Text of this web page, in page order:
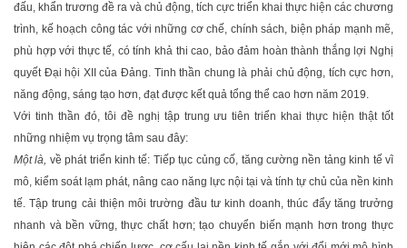
đấu, khẩn trương đề ra và chủ động, tích cực triển khai thực hiện các chương
trình, kế hoạch công tác với những cơ chế, chính sách, biện pháp mạnh mẽ,
phù hợp với thực tế, có tính khả thi cao, bảo đảm hoàn thành thắng lợi Nghị
quyết Đại hội XII của Đảng. Tinh thần chung là phải chủ động, tích cực hơn,
năng động, sáng tạo hơn, đạt được kết quả tổng thể cao hơn năm 2019.
Với tinh thần đó, tôi đề nghị tập trung ưu tiên triển khai thực hiện thật tốt
những nhiệm vụ trọng tâm sau đây:
Một là, về phát triển kinh tế: Tiếp tục củng cố, tăng cường nền tảng kinh tế vĩ
mô, kiểm soát lạm phát, nâng cao năng lực nội tại và tính tự chủ của nền kinh
tế. Tập trung cải thiện môi trường đầu tư kinh doanh, thúc đẩy tăng trưởng
nhanh và bền vững, thực chất hơn; tạo chuyển biến mạnh hơn trong thực